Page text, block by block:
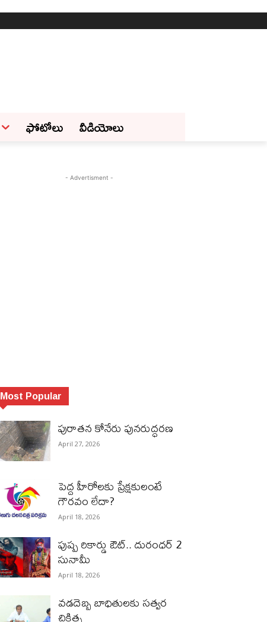
ఫోటోలు వీడియోలు
- Advertisment -
Most Popular
పురాత‌న కోనేరు పున‌రుద్ధ‌ర‌ణ
April 27, 2026
పెద్ద హీరోల‌కు ప్రేక్ష‌కులంటే
గౌర‌వం లేదా?
April 18, 2026
పుష్ప రికార్డు ఔట్‌.. దురంధ‌ర్ 2
సునామీ
April 18, 2026
వడదెబ్బ బాధితులకు సత్వర
చికిత్స